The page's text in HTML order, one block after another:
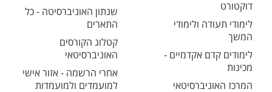
דוקטורט
לימודי תעודה ולימודי
המשך
לימודים קדם אקדמיים -
מכינות
המרכז האוניברסיטאי
שנתון האוניברסיטה - כל
התארים
קטלוג הקורסים
האוניברסיטאי
אחרי הרשמה - אזור אישי
למועמדים ולמועמדות